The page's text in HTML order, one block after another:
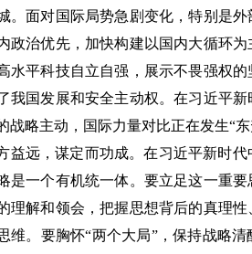
。面对国际局势急剧变化，特别是
政治优先，加快构建以国内大循环
水平科技自立自强，展示不畏强权
我国发展和安全主动权。在习近平
战略主动，国际力量对比正在发生“东
益远，谋定而功成。在习近平新时
是一个有机统一体。要立足这一重
理解和领会，把握思想背后的真理
维。要胸怀“两个大局”，保持战略